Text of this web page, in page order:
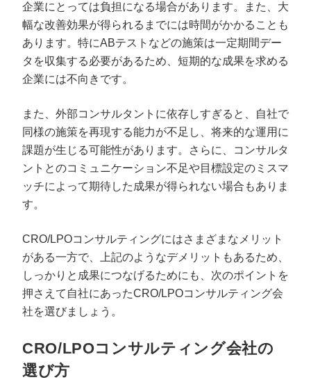
企業にとっては負担になる場合があります。また、大
幅な改善効果が得られるまでには時間がかかることも
あります。特にABテストなどの施策は一定期間デー
タを収集する必要があるため、短期的な成果を求める
企業には不向きです。
また、外部コンサルタントに依存しすぎると、自社で
同様の施策を再現する能力が不足し、将来的な運用に
課題が生じる可能性があります。さらに、コンサルタ
ントとのコミュニケーション不足や目標設定のミスマ
ッチによって期待した成果が得られない場合もありま
す。
CRO/LPOコンサルティングにはさまざまなメリット
がある一方で、上記のようなデメリットもあるため、
しっかりと成果につなげるためにも、次のポイントを
押さえて自社にあったCRO/LPOコンサルティング会
社を選びましょう。
CRO/LPOコンサルティング会社の
選び方